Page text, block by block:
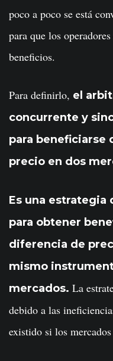
poco a poco se está
para que los
beneficios.
Para definirlo, el
concurrente y
para beneficiarse
precio en dos
Es una
para obtener
diferencia de
mismo
mercados. La
debido a las
existido si los